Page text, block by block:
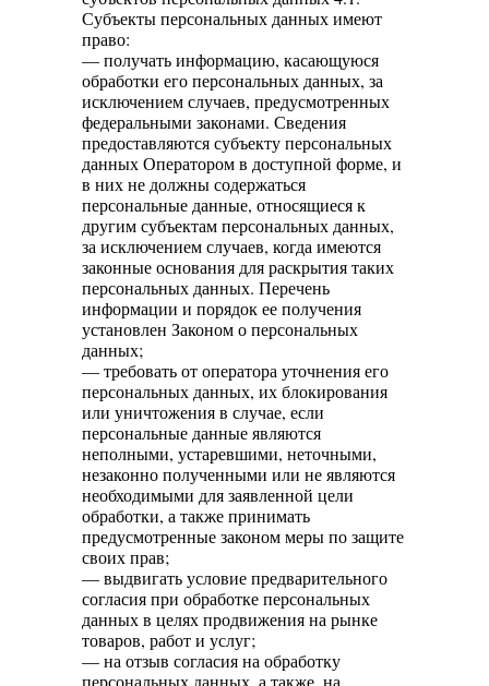
Субъекты персональных данных имеют
право:
— получать информацию, касающуюся
обработки его персональных данных, за
исключением случаев, предусмотренных
федеральными законами. Сведения
предоставляются субъекту персональных
данных Оператором в доступной форме, и
в них не должны содержаться
персональные данные, относящиеся к
другим субъектам персональных данных,
за исключением случаев, когда имеются
законные основания для раскрытия таких
персональных данных. Перечень
информации и порядок ее получения
установлен Законом о персональных
данных;
— требовать от оператора уточнения его
персональных данных, их блокирования
или уничтожения в случае, если
персональные данные являются
неполными, устаревшими, неточными,
незаконно полученными или не являются
необходимыми для заявленной цели
обработки, а также принимать
предусмотренные законом меры по защите
своих прав;
— выдвигать условие предварительного
согласия при обработке персональных
данных в целях продвижения на рынке
товаров, работ и услуг;
— на отзыв согласия на обработку
персональных данных, а также, на